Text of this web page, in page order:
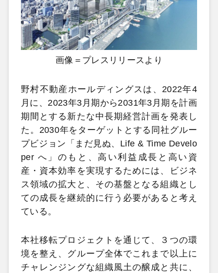
画像＝プレスリリースより
野村不動産ホールディングスは、2022年4
月に、2023年3月期から2031年3月期を計画
期間とする新たな中長期経営計画を発表し
た。2030年をターゲットとする同社グルー
プビジョン「まだ見ぬ、Life & Time Develo
per へ」のもと、高い利益成長と高い資
産・資本効率を実現するためには、ビジネ
ス領域の拡大と、その基盤となる組織とし
ての成長を継続的に行う必要があると考え
ている。
本社移転プロジェクトを通じて、３つの環
境を整え、グループ全体でこれまで以上に
チャレンジングな組織風土の醸成と共に、